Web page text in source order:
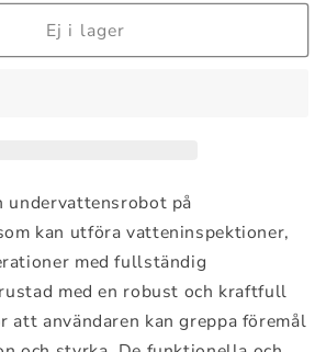
Ej i lager
undervattensrobot på
kan utföra vatteninspektioner,
med fullständig
med en robust och kraftfull
att användaren kan greppa föremål